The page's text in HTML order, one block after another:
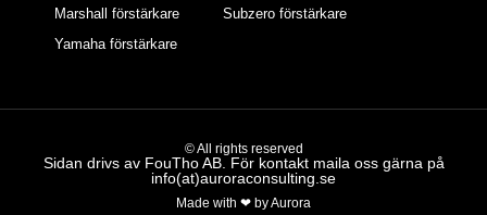
Marshall förstärkare
Subzero förstärkare
Yamaha förstärkare
© All rights reserved
Sidan drivs av FouTho AB. För kontakt maila oss gärna på
info(at)auroraconsulting.se
Made with ❤ by Aurora